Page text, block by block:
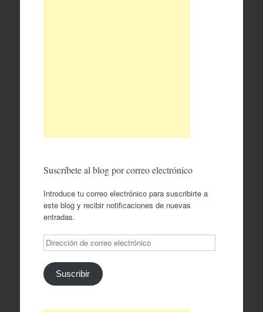
Suscríbete al blog por correo electrónico
Introduce tu correo electrónico para suscribirte a
este blog y recibir notificaciones de nuevas
entradas.
Dirección
de
correo
electrónico
Suscribir